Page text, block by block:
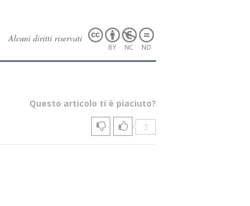
Alcuni diritti riservati
Questo articolo ti è piaciuto?
2